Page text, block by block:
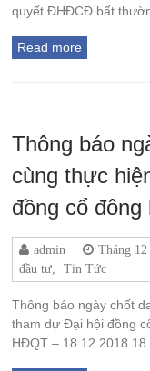
quyết ĐHĐCĐ bất
Read more
Thông báo
cùng thực
đồng cổ
admin Tháng
đầu tư
Tin Tức
Thông báo ngày chốt
tham dự Đại hội đồng
HĐQT – 18.12.2018